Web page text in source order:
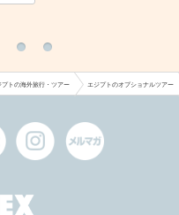
プトの海外旅行・ツアー エジプトのオプショナルツアー